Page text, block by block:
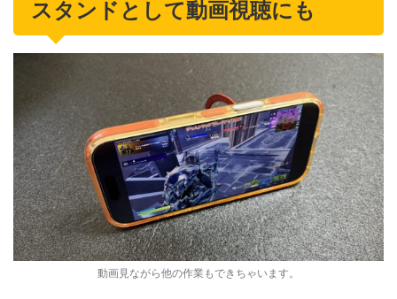
スタンドとして動画視聴にも
動画見ながら他の作業もできちゃいます。